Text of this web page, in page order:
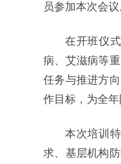
员参加本次会议
在开班仪
病、艾滋病等
任务与推进方
作目标，为全年
本次培训
求、基层机构